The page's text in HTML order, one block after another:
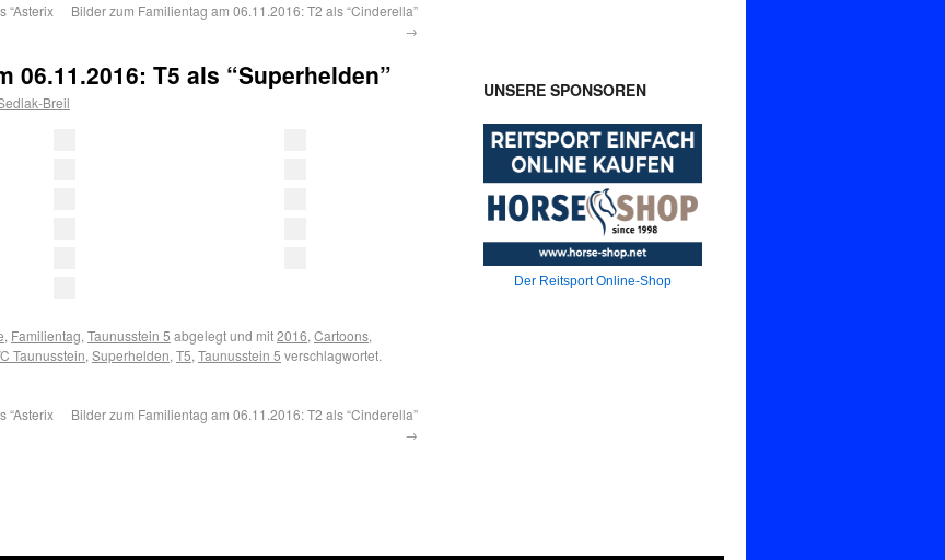
“Asterix
Bilder zum Familientag am 06.11.2016: T2 als “Cinderella”
→
06.11.2016: T5 als “Superhelden”
Breil
, Familientag, Taunusstein 5 abgelegt und mit2016, Cartoons,
Taunusstein, Superhelden, T5, Taunusstein 5 verschlagwortet.
“Asterix
Bilder zum Familientag am 06.11.2016: T2 als “Cinderella”
→
UNSERE SPONSOREN
Der Reitsport Online-Shop